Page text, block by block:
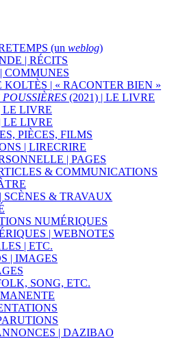
(un weblog)
| RÉCITS
COMMUNES
| « RACONTER BIEN »
(2021) | LE LIVRE
LE LIVRE
LE LIVRE
PIÈCES, FILMS
| LIRECRIRE
| PAGES
& COMMUNICATIONS
& TRAVAUX
NUMÉRIQUES
| WEBNOTES
| ETC.
| IMAGES
SONG, ETC.
| DAZIBAO